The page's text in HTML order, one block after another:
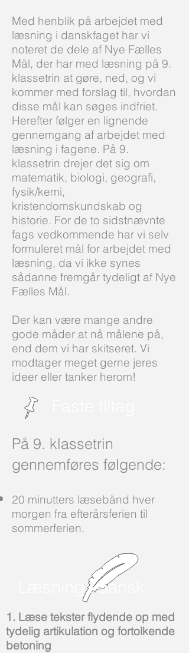
Med henblik på arbejdet med
læsning i danskfaget har vi
noteret de dele af Nye Fælles
Mål, der har med læsning på 9.
klassetrin at gøre, ned, og vi
kommer med forslag til, hvordan
disse mål kan søges indfriet.
Herefter følger en lignende
gennemgang af arbejdet med
læsning i fagene. På 9.
klassetrin drejer det sig om
matematik, biologi, geografi,
fysik/kemi,
kristendomskundskab og
historie. For de to sidstnævnte
fags vedkommende har vi selv
formuleret mål for arbejdet med
læsning, da vi ikke synes
sådanne fremgår tydeligt af Nye
Fælles Mål.
Der kan være mange andre
gode måder at nå målene på,
end dem vi har skitseret. Vi
modtager meget gerne jeres
ideer eller tanker herom!
På 9. klassetrin
gennemføres følgende:
20 minutters læsebånd hver
morgen fra efterårsferien til
sommerferien.
Læsning i dansk
1. Læse tekster flydende op med
tydelig artikulation og fortolkende
betoning